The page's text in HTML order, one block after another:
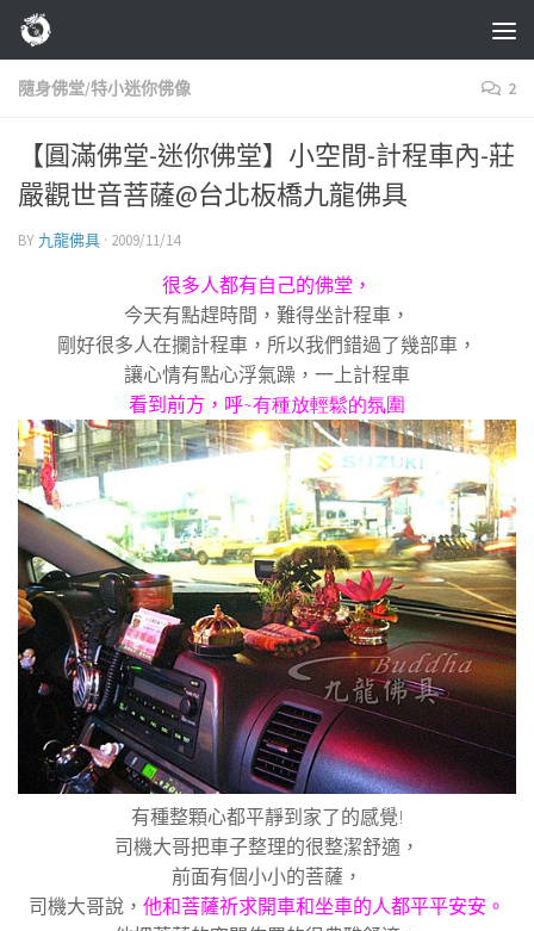
Skip to content
隨身佛堂/特小迷你佛像 2
【圓滿佛堂-迷你佛堂】小空間-計程車內-莊
嚴觀世音菩薩@台北板橋九龍佛具
BY 九龍佛具 · 2009/11/14
很多人都有自己的佛堂，
今天有點趕時間，難得坐計程車，
剛好很多人在攔計程車，所以我們錯過了幾部車，
讓心情有點心浮氣躁，一上計程車
看到前方，呼~有種放輕鬆的氛圍
有種整顆心都平靜到家了的感覺!
司機大哥把車子整理的很整潔舒適，
前面有個小小的菩薩，
司機大哥說， 他和菩薩祈求開車和坐車的人都平平安安。